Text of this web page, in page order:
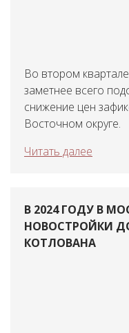
Во втором
заметнее всего
снижение цен
Восточном округе.
Читать далее
В 2024 ГОДУ В
НОВОСТРОЙКИ
КОТЛОВАНА